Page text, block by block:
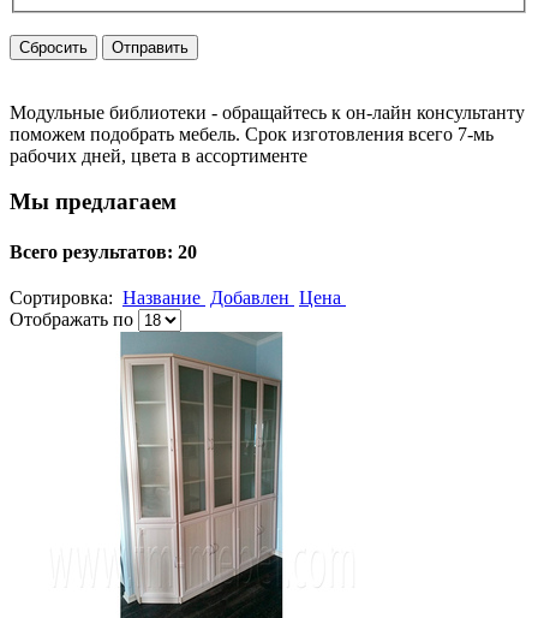
Сбросить Отправить
Модульные библиотеки - обращайтесь к он-лайн консультанту
поможем подобрать мебель. Срок изготовления всего 7-мь
рабочих дней, цвета в ассортименте
Мы предлагаем
Всего результатов: 20
Сортировка: Название Добавлен Цена
Отображать по